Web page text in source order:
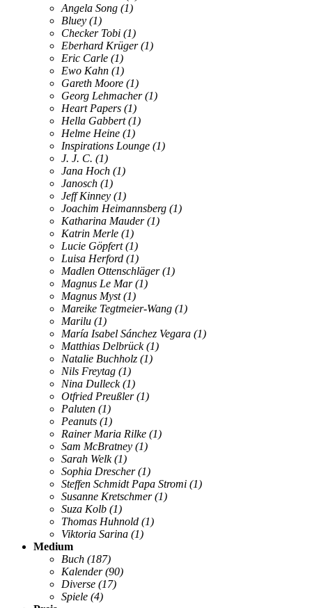
Angela Song (1)
Bluey (1)
Checker Tobi (1)
Eberhard Krüger (1)
Eric Carle (1)
Ewo Kahn (1)
Gareth Moore (1)
Georg Lehmacher (1)
Heart Papers (1)
Hella Gabbert (1)
Helme Heine (1)
Inspirations Lounge (1)
J. J. C. (1)
Jana Hoch (1)
Janosch (1)
Jeff Kinney (1)
Joachim Heimannsberg (1)
Katharina Mauder (1)
Katrin Merle (1)
Lucie Göpfert (1)
Luisa Herford (1)
Madlen Ottenschläger (1)
Magnus Le Mar (1)
Magnus Myst (1)
Mareike Tegtmeier-Wang (1)
Marilu (1)
María Isabel Sánchez Vegara (1)
Matthias Delbrück (1)
Natalie Buchholz (1)
Nils Freytag (1)
Nina Dulleck (1)
Otfried Preußler (1)
Paluten (1)
Peanuts (1)
Rainer Maria Rilke (1)
Sam McBratney (1)
Sarah Welk (1)
Sophia Drescher (1)
Steffen Schmidt Papa Stromi (1)
Susanne Kretschmer (1)
Suza Kolb (1)
Thomas Huhnold (1)
Viktoria Sarina (1)
Medium
Buch (187)
Kalender (90)
Diverse (17)
Spiele (4)